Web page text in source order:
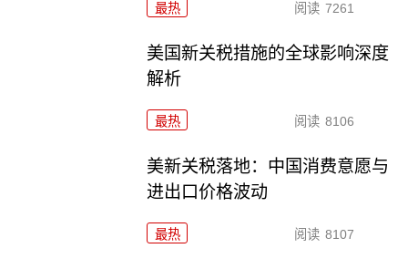
最热 阅读 7261
美国新关税措施的全球影响深度
解析
最热 阅读 8106
美新关税落地：中国消费意愿与
进出口价格波动
最热 阅读 8107